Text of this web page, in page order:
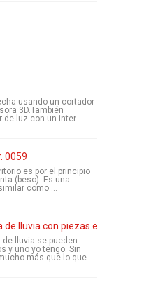
usando un cortador
3D.También
luz con un inter ...
0059
es por el principio
(beso). Es una
como ...
de lluvia con piezas estándares
lluvia se pueden
y uno yo tengo. Sin
más que lo que ...